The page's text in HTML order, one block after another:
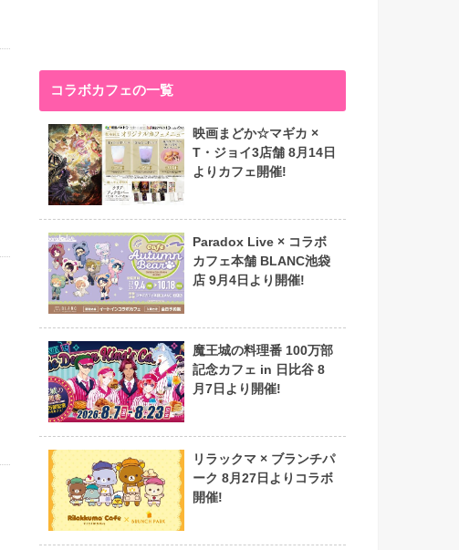
コラボカフェの一覧
映画まどか☆マギカ ×
T・ジョイ3店舗 8月14日
よりカフェ開催!
Paradox Live × コラボ
カフェ本舗 BLANC池袋
店 9月4日より開催!
魔王城の料理番 100万部
記念カフェ in 日比谷 8
月7日より開催!
リラックマ × ブランチパ
ーク 8月27日よりコラボ
開催!